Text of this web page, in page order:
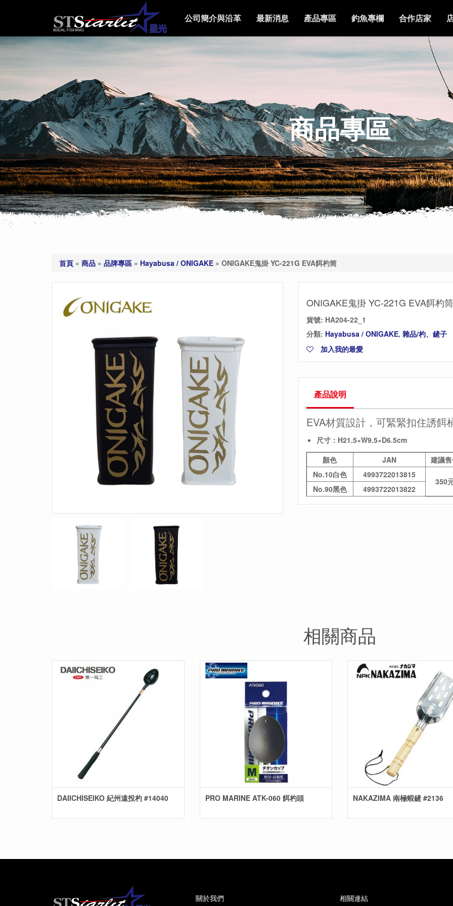
公司簡介與沿革 最新消息 產品專區 釣魚專欄 合作店家
商品專區
首頁 » 商品 » 品牌專區 » Hayabusa / ONIGAKE » ONIGAKE鬼掛 YC-221G EVA餌杓筒
ONIGAKE鬼掛 YC-221G EVA餌杓筒
貨號: HA204-22_1
分類: Hayabusa / ONIGAKE, 雜品/杓、鏟子
加入我的最愛
產品說明
EVA材質設計，可緊緊扣住誘餌
尺寸：H21.5×W9.5×D6.5cm
顏色
JAN
建議
No.10白色
4993722013815
350
No.90黑色 4993722013822
相關商品
DAIICHISEIKO 紀州遠投杓 #14040 PRO MARINE ATK-060 餌杓頭 NAKAZIMA 南極蝦鏟 #2136
關於我們 相關連結